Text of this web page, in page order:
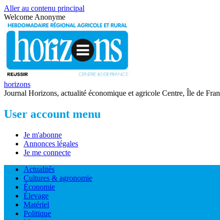
Aller au contenu principal
Welcome Anonyme
horizons
Journal Horizons, actualité économique et agricole Centre, Île de
User account menu
Je m'abonne
Annonces légales
Je me connecte
Actualités
Cultures & agronomie
Économie
Élevage
Matériel
Politique